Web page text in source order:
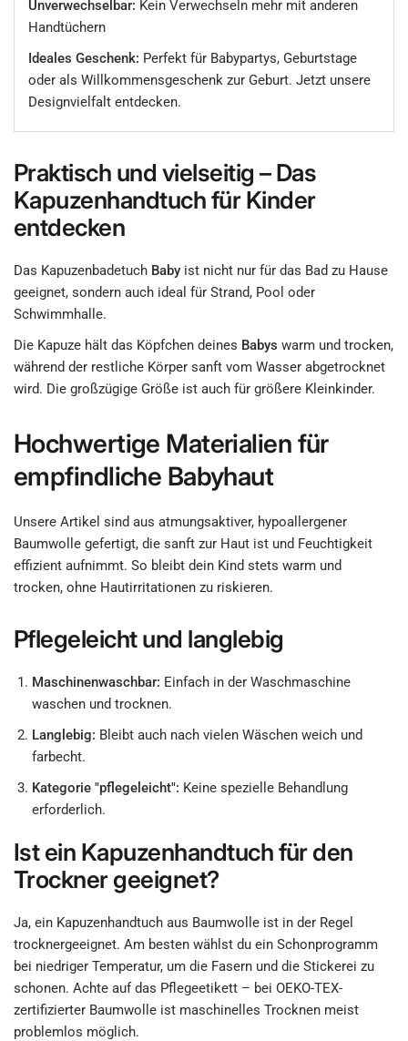
Unverwechselbar: Kein Verwechseln mehr mit anderen
Handtüchern
Ideales Geschenk: Perfekt für Babypartys, Geburtstage
oder als Willkommensgeschenk zur Geburt. Jetzt unsere
Designvielfalt entdecken.
Praktisch und vielseitig – Das
Kapuzenhandtuch für Kinder
entdecken
Das Kapuzenbadetuch Baby ist nicht nur für das Bad zu Hause
geeignet, sondern auch ideal für Strand, Pool oder
Schwimmhalle.
Die Kapuze hält das Köpfchen deines Babys warm und trocken,
während der restliche Körper sanft vom Wasser abgetrocknet
wird. Die großzügige Größe ist auch für größere Kleinkinder.
Hochwertige Materialien für
empfindliche Babyhaut
Unsere Artikel sind aus atmungsaktiver, hypoallergener
Baumwolle gefertigt, die sanft zur Haut ist und Feuchtigkeit
effizient aufnimmt. So bleibt dein Kind stets warm und
trocken, ohne Hautirritationen zu riskieren.
Pflegeleicht und langlebig
Maschinenwaschbar: Einfach in der Waschmaschine
waschen und trocknen.
Langlebig: Bleibt auch nach vielen Wäschen weich und
farbecht.
Kategorie "pflegeleicht": Keine spezielle Behandlung
erforderlich.
Ist ein Kapuzenhandtuch für den
Trockner geeignet?
Ja, ein Kapuzenhandtuch aus Baumwolle ist in der Regel
trocknergeeignet. Am besten wählst du ein Schonprogramm
bei niedriger Temperatur, um die Fasern und die Stickerei zu
schonen. Achte auf das Pflegeetikett – bei OEKO-TEX-
zertifizierter Baumwolle ist maschinelles Trocknen meist
problemlos möglich.